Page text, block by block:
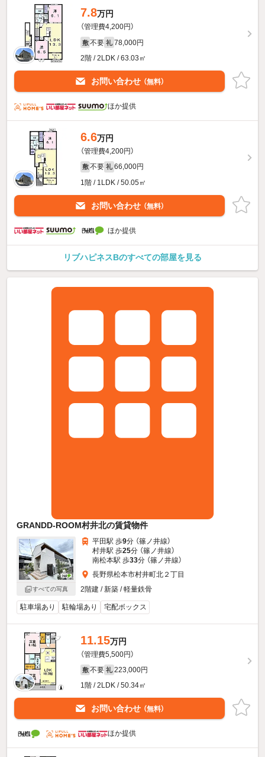
7.8万円
（管理費4,200円）
敷 不要 礼 78,000円
2階 / 2LDK / 63.03㎡
お問い合わせ （無料）
ほか提供
6.6万円
（管理費4,200円）
敷 不要 礼 66,000円
1階 / 1LDK / 50.05㎡
お問い合わせ （無料）
ほか提供
リブハピネスBのすべての部屋を見る
GRANDD-ROOM村井北の賃貸物件
すべての写真
平田駅 歩9分 （篠ノ井線）
村井駅 歩25分 （篠ノ井線）
南松本駅 歩33分 （篠ノ井線）
長野県松本市村井町北２丁目
2階建 / 新築 / 軽量鉄骨
駐車場あり 駐輪場あり 宅配ボックス
11.15万円
（管理費5,500円）
敷 不要 礼 223,000円
1階 / 2LDK / 50.34㎡
お問い合わせ （無料）
ほか提供